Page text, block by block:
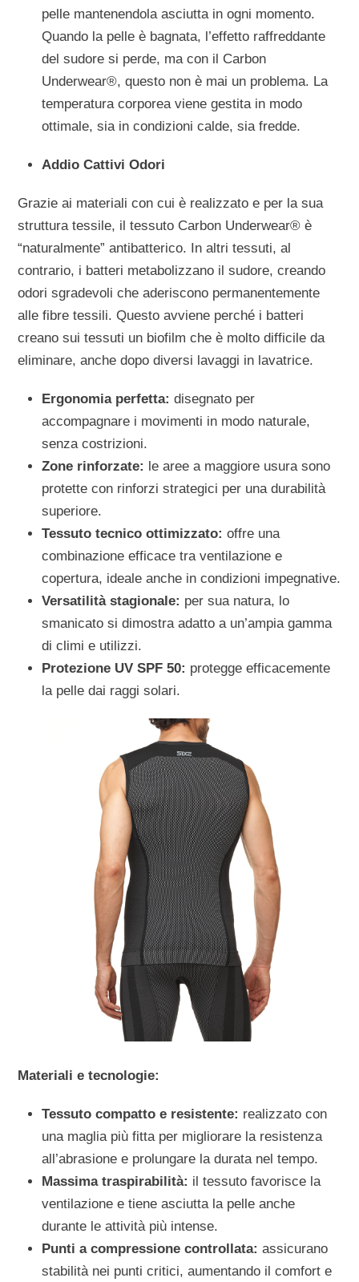
pelle mantenendola asciutta in ogni momento.
Quando la pelle è bagnata, l’effetto raffreddante
del sudore si perde, ma con il Carbon
Underwear®, questo non è mai un problema. La
temperatura corporea viene gestita in modo
ottimale, sia in condizioni calde, sia fredde.
Addio Cattivi Odori
Grazie ai materiali con cui è realizzato e per la sua
struttura tessile, il tessuto Carbon Underwear® è
“naturalmente” antibatterico. In altri tessuti, al
contrario, i batteri metabolizzano il sudore, creando
odori sgradevoli che aderiscono permanentemente
alle fibre tessili. Questo avviene perché i batteri
creano sui tessuti un biofilm che è molto difficile da
eliminare, anche dopo diversi lavaggi in lavatrice.
Ergonomia perfetta: disegnato per
accompagnare i movimenti in modo naturale,
senza costrizioni.
Zone rinforzate: le aree a maggiore usura sono
protette con rinforzi strategici per una durabilità
superiore.
Tessuto tecnico ottimizzato: offre una
combinazione efficace tra ventilazione e
copertura, ideale anche in condizioni impegnative.
Versatilità stagionale: per sua natura, lo
smanicato si dimostra adatto a un’ampia gamma
di climi e utilizzi.
Protezione UV SPF 50: protegge efficacemente
la pelle dai raggi solari.
Materiali e tecnologie:
Tessuto compatto e resistente: realizzato con
una maglia più fitta per migliorare la resistenza
all’abrasione e prolungare la durata nel tempo.
Massima traspirabilità: il tessuto favorisce la
ventilazione e tiene asciutta la pelle anche
durante le attività più intense.
Punti a compressione controllata: assicurano
stabilità nei punti critici, aumentando il comfort e